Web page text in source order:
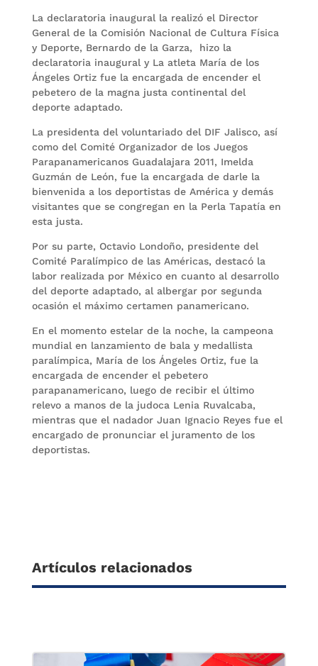
La declaratoria inaugural la realizó el Director
General de la Comisión Nacional de Cultura Física
y Deporte, Bernardo de la Garza, hizo la
declaratoria inaugural y La atleta María de los
Ángeles Ortiz fue la encargada de encender el
pebetero de la magna justa continental del
deporte adaptado.
La presidenta del voluntariado del DIF Jalisco, así
como del Comité Organizador de los Juegos
Parapanamericanos Guadalajara 2011, Imelda
Guzmán de León, fue la encargada de darle la
bienvenida a los deportistas de América y demás
visitantes que se congregan en la Perla Tapatía en
esta justa.
Por su parte, Octavio Londoño, presidente del
Comité Paralímpico de las Américas, destacó la
labor realizada por México en cuanto al desarrollo
del deporte adaptado, al albergar por segunda
ocasión el máximo certamen panamericano.
En el momento estelar de la noche, la campeona
mundial en lanzamiento de bala y medallista
paralímpica, María de los Ángeles Ortiz, fue la
encargada de encender el pebetero
parapanamericano, luego de recibir el último
relevo a manos de la judoca Lenia Ruvalcaba,
mientras que el nadador Juan Ignacio Reyes fue el
encargado de pronunciar el juramento de los
deportistas.
Artículos relacionados